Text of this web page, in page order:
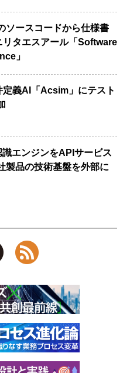
ソースコードから仕様書
リタエスアール「Software
」
定義AI「Acsim」にテスト
エンジンをAPIサービス
製品の技術基盤を外部に